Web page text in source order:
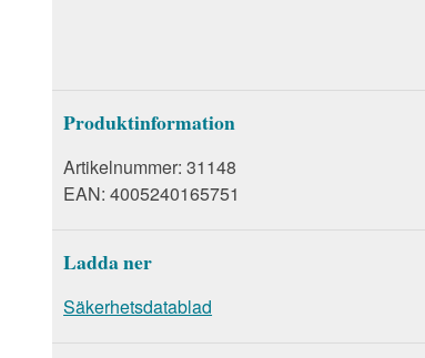
Produktinformation
Artikelnummer:31148
EAN:4005240165751
Ladda ner
Säkerhetsdatablad